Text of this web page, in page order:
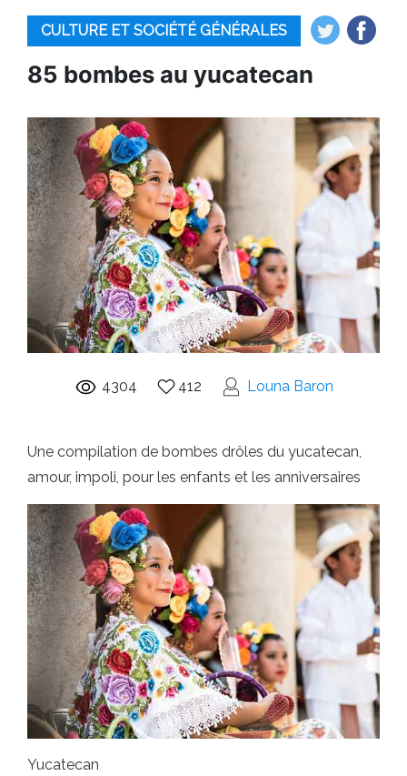
CULTURE ET SOCIÉTÉ GÉNÉRALES
85 bombes au yucatecan
4304 412 Louna Baron
Une compilation de bombes drôles du yucatecan,
amour, impoli, pour les enfants et les anniversaires
Yucatecan